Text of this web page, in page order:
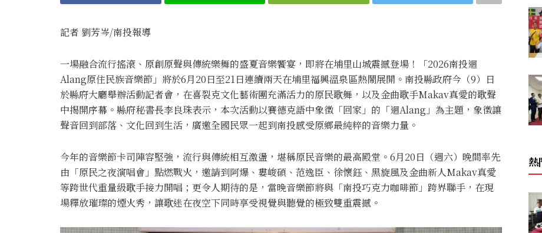
記者 劉芳岑/南投報導
一場融合流行搖滾、原創原聲與傳統樂舞的盛夏音樂饗宴，即將在埔里山城震撼登場！「2026南投迴
Alang原住民族音樂節」將於6月20日至21日連續兩天在埔里福興溫泉區熱鬧展開。南投縣政府今（9）日
於縣府大廳舉辦活動記者會，在喜裂克文化藝術團充滿活力的原民歌舞，以及金曲歌手Makav真愛的歌聲
中揭開序幕。縣府秘書長李良珠表示，本次活動以賽德克語中象徵「回家」的「迴Alang」為主題，象徵讓
聲音回到部落、文化回到生活，廣邀全國民眾一起到南投感受原鄉最純粹的音樂力量。
今年的音樂節卡司陣容堅強，流行與傳統相互激盪，堪稱原民音樂的最高殿堂。6月20日（週六）晚間率先
由「原民之夜演唱會」點燃戰火，邀請到阿爆、婁峻碩、范逸臣、徐懷鈺、黑旋風及金曲新人Makav真愛
等跨世代重量級歌手接力開唱；更令人期待的是，當晚音樂節將與「南投巧克力咖啡節」跨界聯手，在現
場釋放璀璨的煙火秀，讓歌迷在夜空下同時享受視覺與聽覺的極致雙重震撼。
熱